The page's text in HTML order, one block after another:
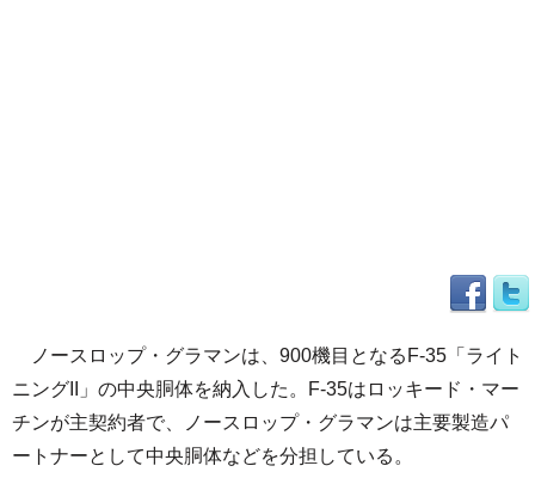
ノースロップ・グラマンは、900機目となるF-35「ライト
ニングII」の中央胴体を納入した。F-35はロッキード・マー
チンが主契約者で、ノースロップ・グラマンは主要製造パ
ートナーとして中央胴体などを分担している。